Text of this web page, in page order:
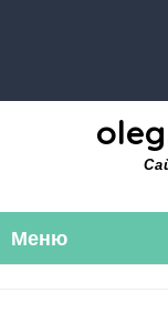
Меню